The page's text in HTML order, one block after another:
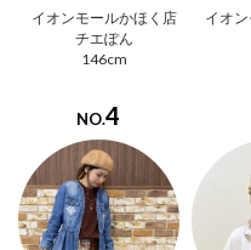
イオンモールかほく店
チエぽん
146cm
イオ
NO.4